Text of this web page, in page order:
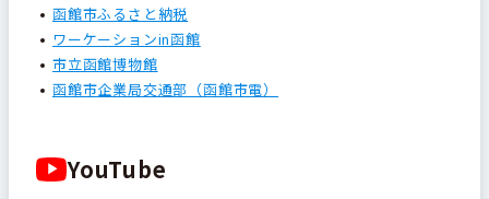
函館市ふるさと納税
ワーケーションin函館
市立函館博物館
函館市企業局交通部（函館市電）
YouTube